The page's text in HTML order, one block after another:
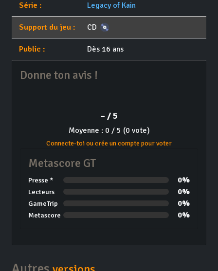
Série : Legacy of Kain
Support du jeu : CD
Public : Dès 16 ans
Donne ton avis !
– / 5
Moyenne : 0 / 5 (0 vote)
Connecte-toi ou crée un compte pour voter
Metascore GT
Presse * 0%
Lecteurs 0%
GameTrip 0%
Metascore 0%